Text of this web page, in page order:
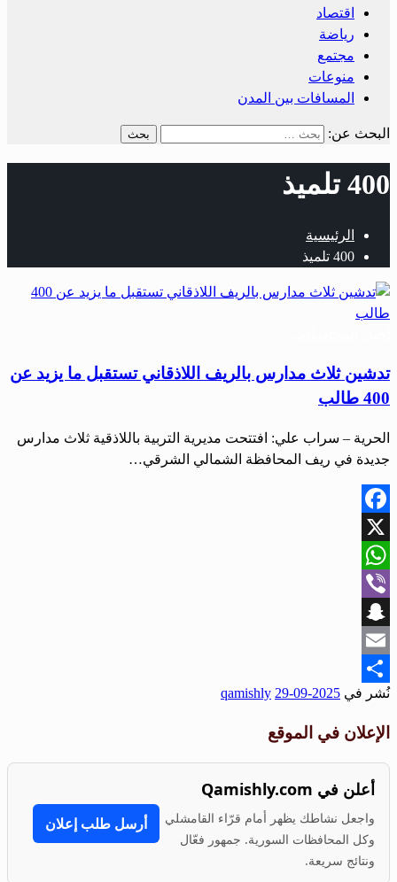
اقتصاد
رياضة
مجتمع
منوعات
المسافات بين المدن
البحث عن:
400 تلميذ
الرئيسية
400 تلميذ
تدشين ثلاث مدارس بالريف اللاذقاني تستقبل ما يزيد عن
400 طالب
الحرية – سراب علي: افتتحت مديرية التربية باللاذقية ثلاث مدارس
جديدة في ريف المحافظة الشمالي الشرقي…
Facebook
X
WhatsApp
Viber
Snapchat
Email
Share
نُشر في 2025-09-29
qamishly
الإعلان في الموقع
أعلن في Qamishly.com
واجعل نشاطك يظهر أمام قرّاء القامشلي
وكل المحافظات السورية. جمهور فعّال
ونتائج سريعة.
أرسل طلب إعلان